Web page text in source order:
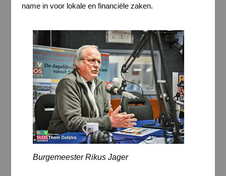
name in voor lokale en financiële zaken.
Burgemeester Rikus Jager